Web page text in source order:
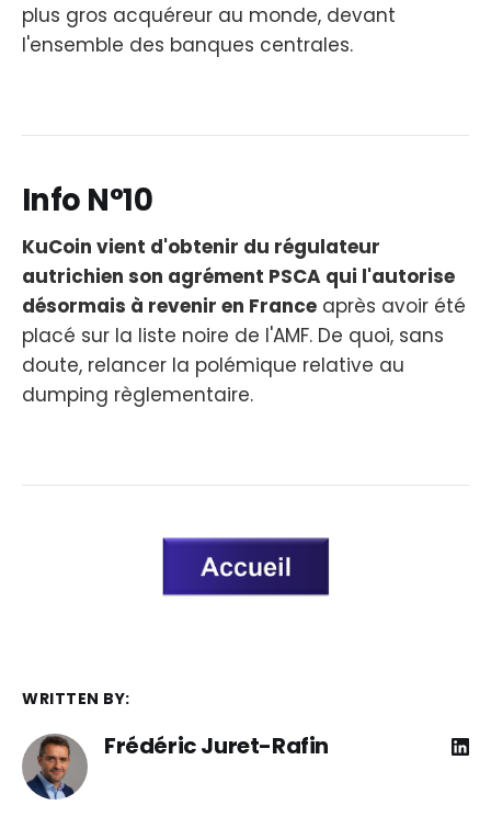
plus gros acquéreur au monde, devant
l'ensemble des banques centrales.
Info N°10
KuCoin vient d'obtenir du régulateur
autrichien son agrément PSCA qui l'autorise
désormais à revenir en France après avoir été
placé sur la liste noire de l'AMF. De quoi, sans
doute, relancer la polémique relative au
dumping règlementaire.
WRITTEN BY:
Frédéric Juret-Rafin